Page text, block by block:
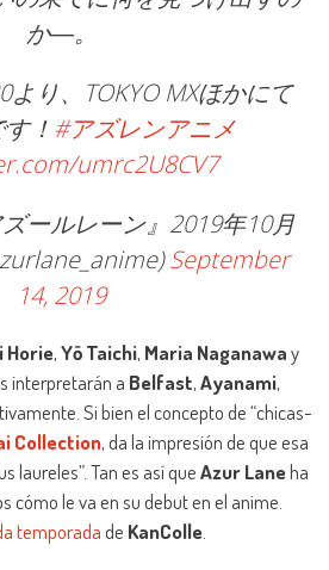
か―。
より、TOKYO MXほかにて
！ #アズレンアニメ
umrc2U8CV7
ールレーン』2019年10月
September
14, 2019
Horie,Yō Taichi, Maria Naganaway
interpretarán a Belfast,Ayanami,
Si bien el concepto de “chicas-
Collection, da la impresión de que esa
laureles”. Tan es así queAzur Laneha
cómo le va en su debut en el anime.
temporadade KanColle.